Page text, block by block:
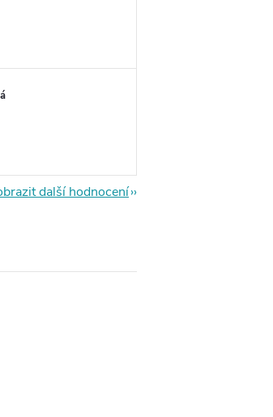
další hodnocení